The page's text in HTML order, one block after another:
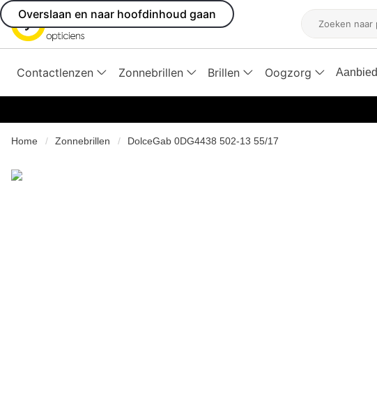
Overslaan en naar hoofdinhoud gaan
Zoeken
Contactlenzen Zonnebrillen Brillen Oogzorg
Home Zonnebrillen DolceGab 0DG4438 502-13 55/17